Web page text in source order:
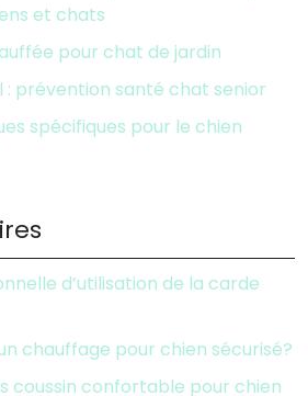
et chats
pour chat de jardin
: prévention santé chat senior
spécifiques pour le chien
d’utilisation de la carde
chauffage pour chien sécurisé?
coussin confortable pour chien